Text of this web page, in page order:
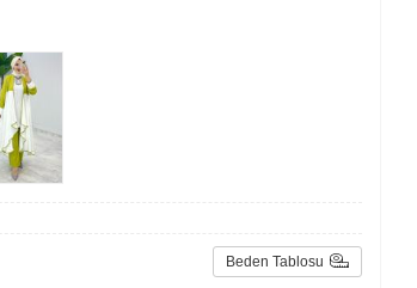
Beden Tablosu